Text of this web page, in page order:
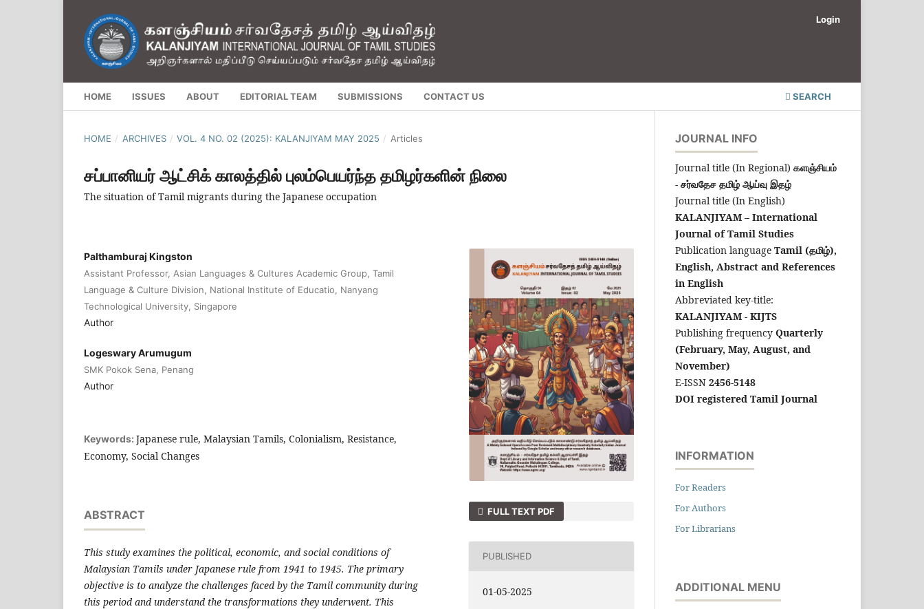
HOME ISSUES ABOUT EDITORIAL TEAM SUBMISSIONS CONTACT US SEARCH
Login
HOME / ARCHIVES / VOL. 4 NO. 02 (2025): KALANJIYAM MAY 2025 / Articles
சப்பானியர் ஆட்சிக் காலத்தில் புலம்பெயர்ந்த தமிழர்களின் நிலை
The situation of Tamil migrants during the Japanese occupation
Palthamburaj Kingston
Assistant Professor, Asian Languages & Cultures Academic Group, Tamil
Language & Culture Division, National Institute of Educatio, Nanyang
Technological University, Singapore
Author
Logeswary Arumugum
SMK Pokok Sena, Penang
Author
Keywords: Japanese rule, Malaysian Tamils, Colonialism, Resistance,
Economy, Social Changes
ABSTRACT
This study examines the political, economic, and social conditions of
Malaysian Tamils under Japanese rule from 1941 to 1945. The primary
objective is to analyze the challenges faced by the Tamil community during
this period and understand the transformations they underwent. This
FULL TEXT PDF
PUBLISHED
01-05-2025
JOURNAL INFO
Journal title (In Regional) களஞ்சியம்
- சர்வதேச தமிழ் ஆய்வு இதழ்
Journal title (In English)
KALANJIYAM – International
Journal of Tamil Studies
Publication language Tamil (தமிழ்),
English, Abstract and References
in English
Abbreviated key-title:
KALANJIYAM - KIJTS
Publishing frequency Quarterly
(February, May, August, and
November)
E-ISSN 2456-5148
DOI registered Tamil Journal
INFORMATION
For Readers
For Authors
For Librarians
ADDITIONAL MENU